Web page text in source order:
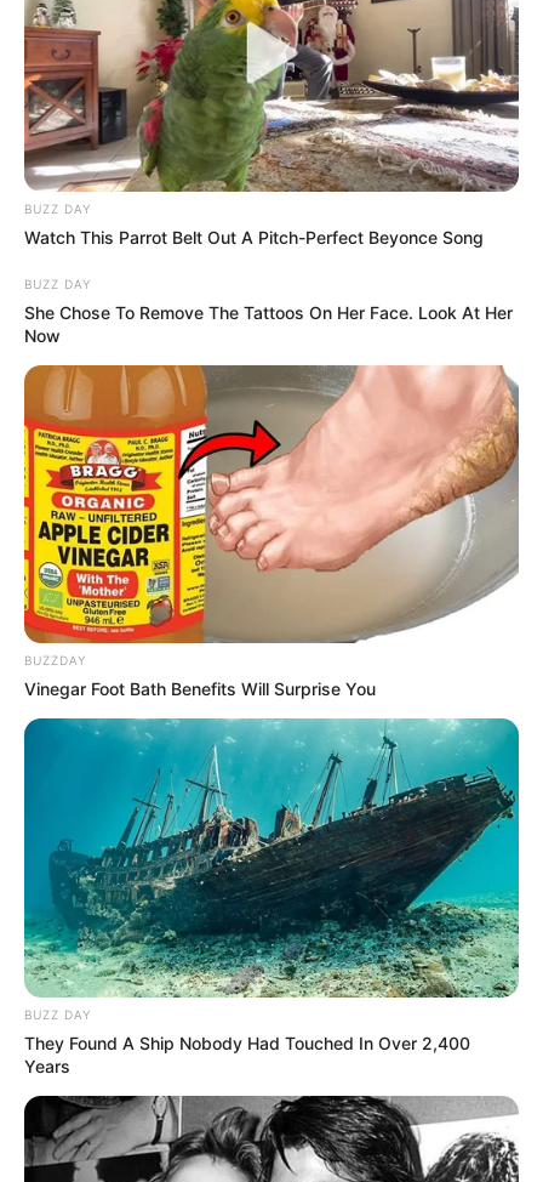
BUZZ DAY
Watch This Parrot Belt Out A Pitch-Perfect Beyonce Song
BUZZ DAY
She Chose To Remove The Tattoos On Her Face. Look At Her
Now
BUZZDAY
Vinegar Foot Bath Benefits Will Surprise You
BUZZ DAY
They Found A Ship Nobody Had Touched In Over 2,400
Years